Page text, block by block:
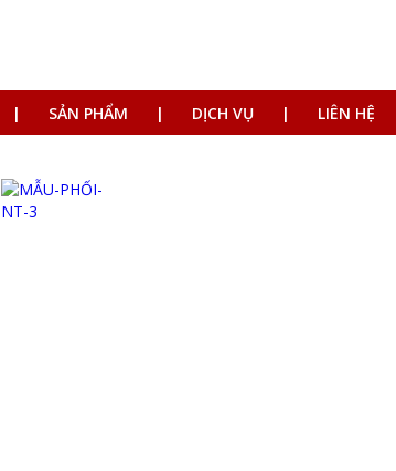
SẢN PHẨM DỊCH VỤ LIÊN HỆ